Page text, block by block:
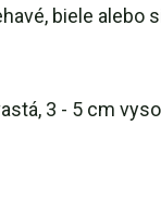
biele alebo
3 - 5 cm